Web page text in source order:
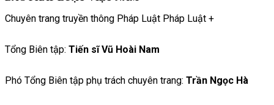
Chuyên trang truyền thông Pháp Luật Pháp Luật +
Tổng Biên tập: Tiến sĩ Vũ Hoài Nam
Phó Tổng Biên tập phụ trách chuyên trang: Trần Ngọc Hà